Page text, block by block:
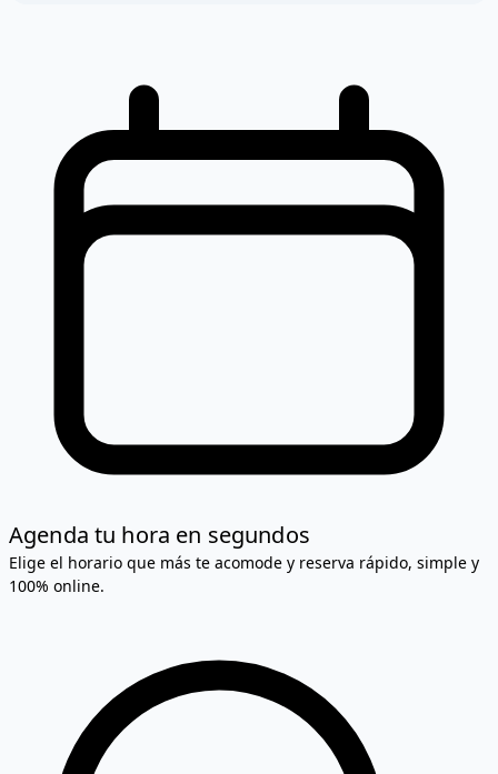
Agenda tu hora en segundos
Elige el horario que más te acomode y reserva rápido, simple y
100% online.